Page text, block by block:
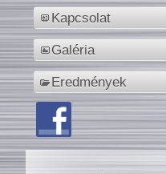
Kapcsolat
Galéria
Eredmények